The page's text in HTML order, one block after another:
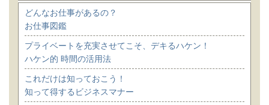
どんなお仕事があるの？
お仕事図鑑
プライベートを充実させてこそ、デキるハケン！
ハケン的 時間の活用法
これだけは知っておこう！
知って得するビジネスマナー